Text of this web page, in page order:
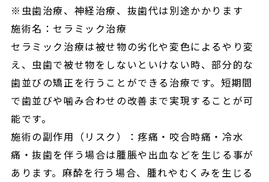
※虫歯治療、神経治療、抜歯代は別途かかります
施術名：セラミック治療
セラミック治療は被せ物の劣化や変色によるやり変
え、虫歯で被せ物をしないといけない時、部分的な
歯並びの矯正を行うことができる治療です。短期間
で歯並びや噛み合わせの改善まで実現することが可
能です。
施術の副作用（リスク）：疼痛・咬合時痛・冷水
痛・抜歯を伴う場合は腫脹や出血などを生じる事が
あります。麻酔を行う場合、腫れやむくみを生じる